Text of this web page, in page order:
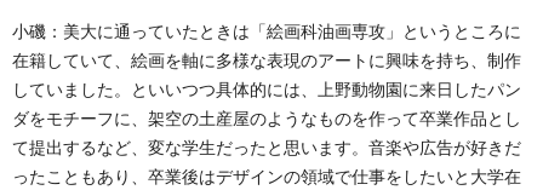
小磯：美大に通っていたときは「絵画科油画専攻」というところに
在籍していて、絵画を軸に多様な表現のアートに興味を持ち、制作
していました。といいつつ具体的には、上野動物園に来日したパン
ダをモチーフに、架空の土産屋のようなものを作って卒業作品とし
て提出するなど、変な学生だったと思います。音楽や広告が好きだ
ったこともあり、卒業後はデザインの領域で仕事をしたいと大学在